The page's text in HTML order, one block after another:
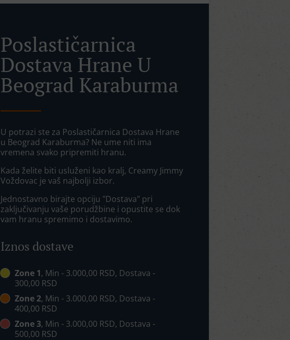
Poslastičarnica
Dostava Hrane U
Beograd Karaburma
U potrazi ste za Poslastičarnica Dostava Hrane
u Beograd Karaburma? Ne ume niti ima
vremena svako pripremiti hranu.
Kada želite biti usluženi kao kralj, Creamy Jimmy
Voždovac je vaš najbolji izbor.
Jednostavno birajte opciju "Dostava" pri
zaključivanju vaše porudžbine i opustite se dok
vam hranu spremimo i dostavimo.
Iznos dostave
Zone 1, Min - 3.000,00 RSD, Dostava -
300,00 RSD
Zone 2, Min - 3.000,00 RSD, Dostava -
400,00 RSD
Zone 3, Min - 3.000,00 RSD, Dostava -
500,00 RSD